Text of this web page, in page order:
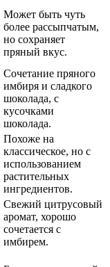
Может быть чуть
более рассыпчатым,
но сохраняет
пряный вкус.
Сочетание пряного
имбиря и сладкого
шоколада, с
кусочками
шоколада.
Похоже на
классическое, но с
использованием
растительных
ингредиентов.
Свежий цитрусовый
аромат, хорошо
сочетается с
имбирем.